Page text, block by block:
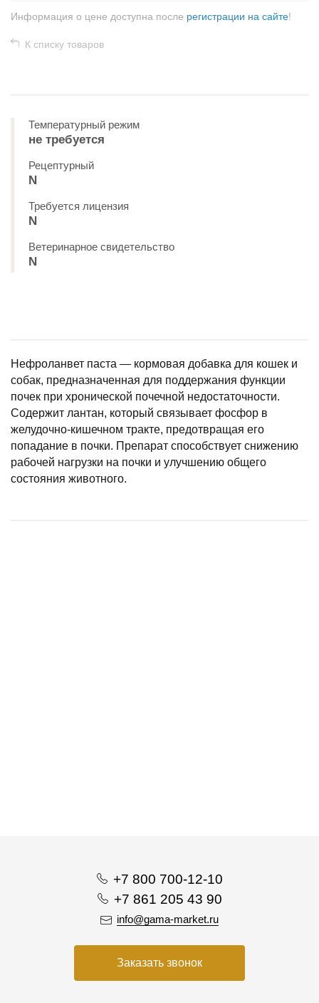
Информация о цене доступна после регистрации на сайте!
К списку товаров
Температурный режим
не требуется
Рецептурный
N
Требуется лицензия
N
Ветеринарное свидетельство
N
Нефроланвет паста — кормовая добавка для кошек и
собак, предназначенная для поддержания функции
почек при хронической почечной недостаточности.
Содержит лантан, который связывает фосфор в
желудочно-кишечном тракте, предотвращая его
попадание в почки. Препарат способствует снижению
рабочей нагрузки на почки и улучшению общего
состояния животного.
+7 800 700-12-10
+7 861 205 43 90
info@gama-market.ru
Заказать звонок